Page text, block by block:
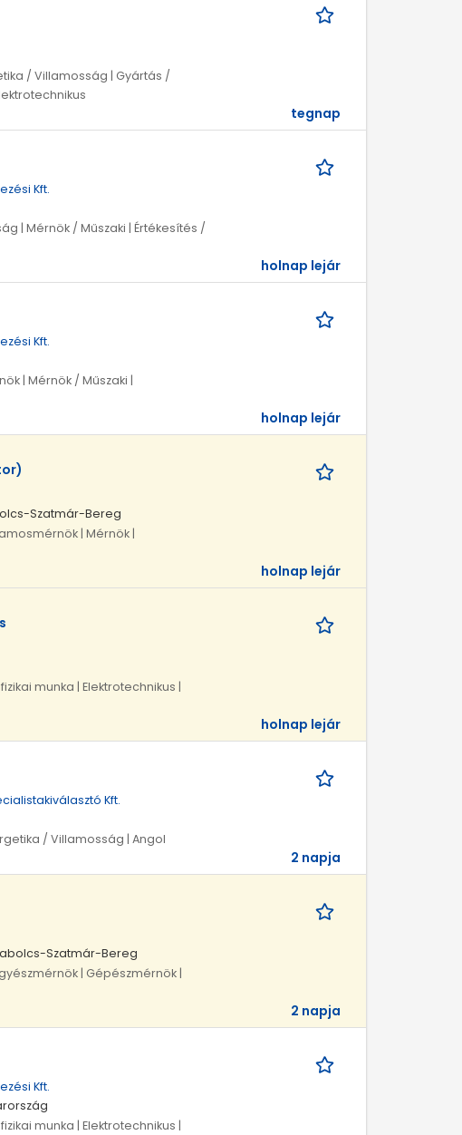
/ Villamosság | Gyártás /
tegnap
Kft.
| Mérnök / Műszaki | Értékesítés /
holnap lejár
Kft.
| Mérnök / Műszaki |
holnap lejár
Szatmár-Bereg
| Mérnök |
holnap lejár
munka | Elektrotechnikus |
holnap lejár
Kft.
/ Villamosság | Angol
2 napja
Szatmár-Bereg
| Gépészmérnök |
2 napja
Kft.
munka | Elektrotechnikus |